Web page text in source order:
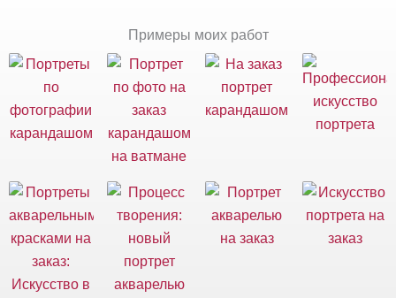
Примеры моих работ